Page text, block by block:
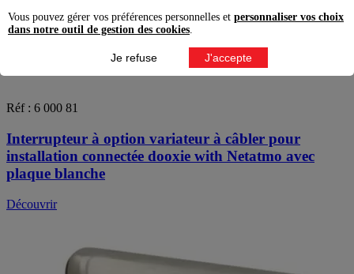
Réf : 6 000 81
Interrupteur à option variateur à câbler pour
installation connectée dooxie with Netatmo avec
plaque blanche
Découvrir
Vous pouvez gérer vos préférences personnelles et personnaliser vos choix
dans notre outil de gestion des cookies
Je refuse J'accepte